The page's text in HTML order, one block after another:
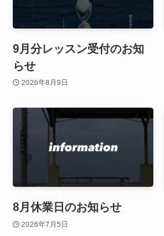
9月分レッスン受付のお知
らせ
2026年8月9日
8月休業日のお知らせ
2026年7月5日